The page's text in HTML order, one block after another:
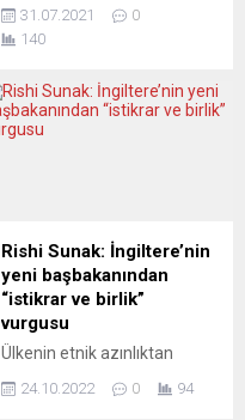
Rumen...
Rumen Radev, Böyle Bir Halk
Var (İTN) partisini hükümet
Ülkede 11 Temmuz’da
yapılan erken genel seçimin
grubuna sahip.
Cumhurbaşkanlığında
yapılan törende İTN heyeti,
hükümetinin başbakan
adayı olarak 44 yaşındaki
milletvekili Plamen...
31.07.2021
0
140
Rishi Sunak: İngiltere’nin
yeni başbakanından
“istikrar ve birlik”
vurgusu
Ülkenin etnik azınlıktan
tarihe geçen Hint asıllı Rishi
24.10.2022 0 94